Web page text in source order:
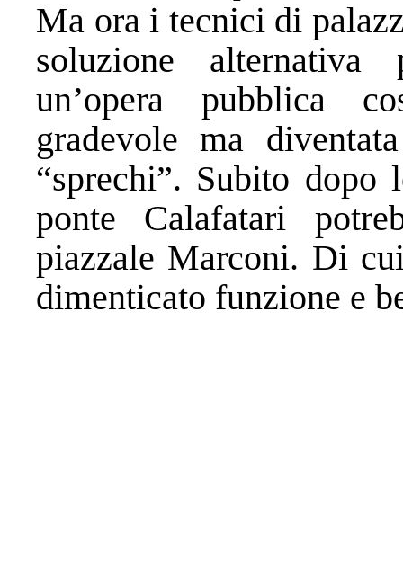
Ma ora i tecnici di
soluzione
un’opera pubblica
gradevole ma
“sprechi”. Subito dopo
ponte Calafatari
piazzale Marconi. Di
dimenticato funzione e